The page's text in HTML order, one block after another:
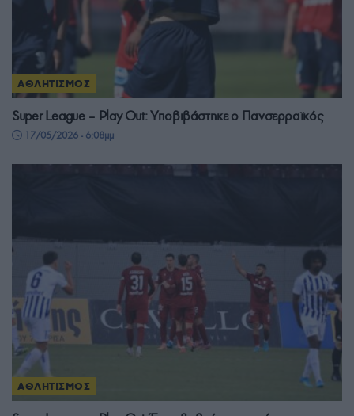
ΑΘΛΗΤΙΣΜΟΣ
Super League – Play Out: Υποβιβάστηκε ο Πανσερραϊκός
17/05/2026 - 6:08μμ
ΑΘΛΗΤΙΣΜΟΣ